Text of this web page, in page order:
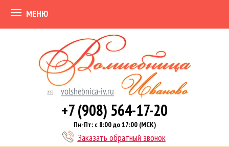
МЕНЮ
+7 (908) 564-17-20
Пн-Пт: с 8:00 до 17:00 (МСК)
Заказать обратный звонок